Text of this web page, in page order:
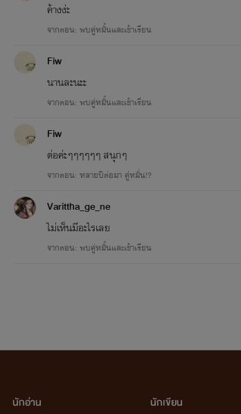
ปกติ(ไม่มีร่างคน)
อสูรเก้าหาง
ค้างง่ะ
จากตอน: พบคู่หมั้นและเข้าเรียน
Fiw
นานละนะะ
จากตอน: พบคู่หมั้นและเข้าเรียน
Fiw
ต่อค่ะๆๆๆๆๆๆ สนุกๆ
จากตอน: หลายปีต่อมา คู่หมั่น!?
Varittha_ge_ne
ไม่เห็นมีอะไรเลย
จากตอน: พบคู่หมั้นและเข้าเรียน
นักอ่าน นักเขียน